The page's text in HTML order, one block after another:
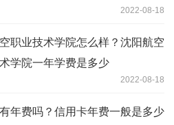
2022-08-18
职业技术学院怎么样？沈阳航空
学院一年学费是多少
2022-08-18
年费吗？信用卡年费一般是多少